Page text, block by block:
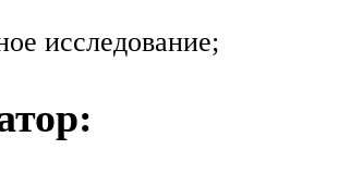
исследование;